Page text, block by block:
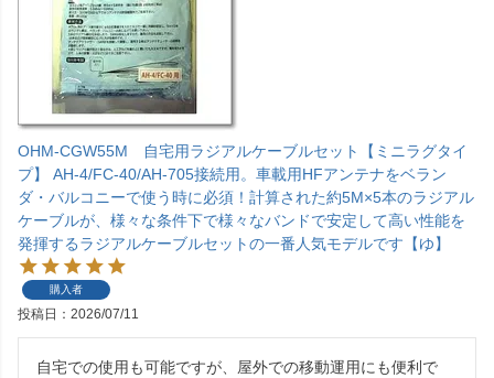
OHM-CGW55M 自宅用ラジアルケーブルセット【ミニラグタイ
プ】 AH-4/FC-40/AH-705接続用。車載用HFアンテナをベラン
ダ・バルコニーで使う時に必須！計算された約5M×5本のラジアル
ケーブルが、様々な条件下で様々なバンドで安定して高い性能を
発揮するラジアルケーブルセットの一番人気モデルです【ゆ】
購入者
投稿日 2026/07/11
自宅での使用も可能ですが、屋外での移動運用にも便利で